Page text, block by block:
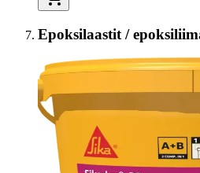
Epoksilaastit /